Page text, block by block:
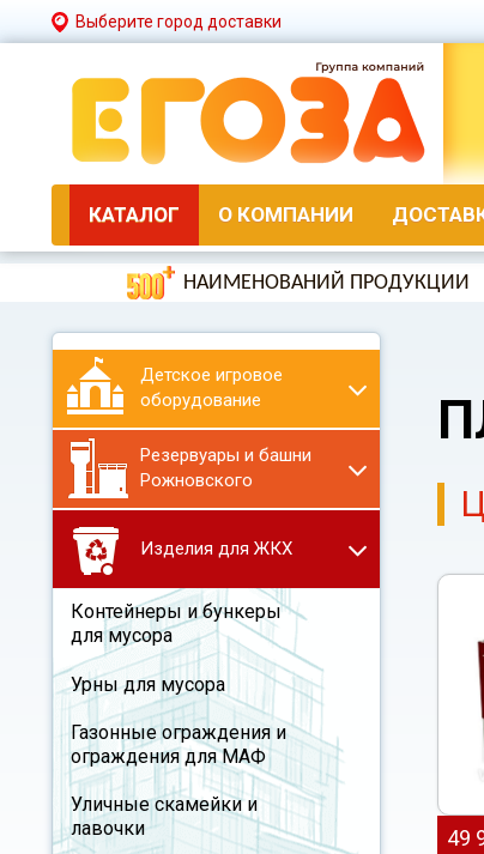
Выберите город доставки
КАТАЛОГ О КОМПАНИИ
НАИМЕНОВАНИЙ ПРОДУКЦИИ
Детское игровое
оборудование
Резервуары и башни
Рожновского
Изделия для ЖКХ
Контейнеры и бункеры
для мусора
Урны для мусора
Газонные ограждения и
ограждения для МАФ
Уличные скамейки и
лавочки
49